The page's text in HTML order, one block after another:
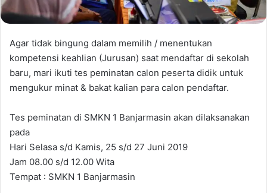
Agar tidak bingung dalam memilih / menentukan
kompetensi keahlian (Jurusan) saat mendaftar di sekolah
baru, mari ikuti tes peminatan calon peserta didik untuk
mengukur minat & bakat kalian para calon pendaftar.
Tes peminatan di SMKN 1 Banjarmasin akan dilaksanakan
pada
Hari Selasa s/d Kamis, 25 s/d 27 Juni 2019
Jam 08.00 s/d 12.00 Wita
Tempat : SMKN 1 Banjarmasin